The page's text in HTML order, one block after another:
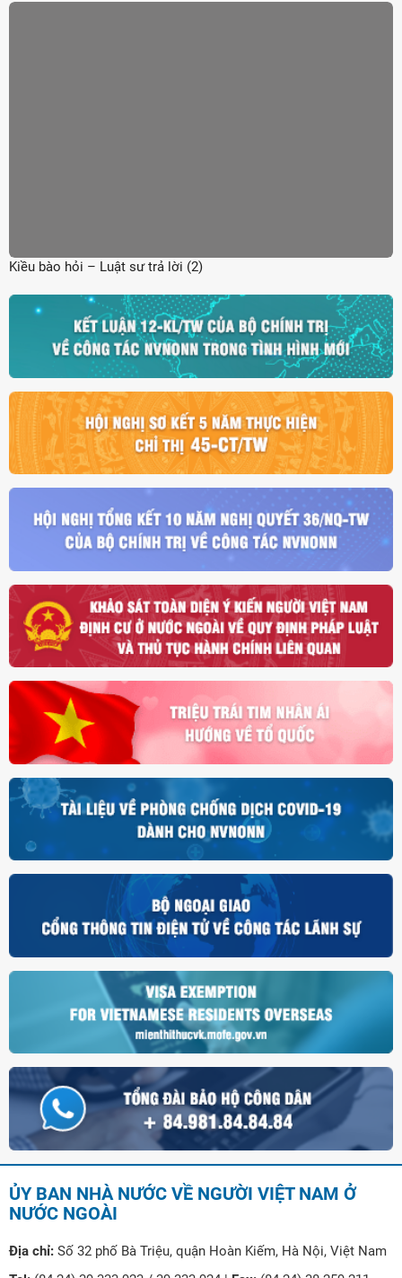
Kiều bào hỏi – Luật sư trả lời (2)
ỦY BAN NHÀ NƯỚC VỀ NGƯỜI VIỆT NAM Ở
NƯỚC NGOÀI
Địa chỉ: Số 32 phố Bà Triệu, quận Hoàn Kiếm, Hà Nội, Việt Nam